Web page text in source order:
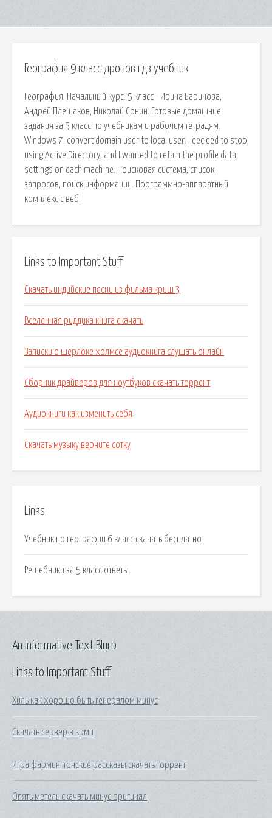
География 9 класс дронов гдз учебник
География. Начальный курс. 5 класс - Ирина Баринова,
Андрей Плешаков, Николай Сонин. Готовые домашние
задания за 5 класс по учебникам и рабочим тетрадям.
Windows 7: convert domain user to local user. I decided to stop
using Active Directory, and I wanted to retain the profile data,
settings on each machine. Поисковая сиcтема, список
запросов, поиск информации. Программно-аппаратный
комплекс с веб.
Links to Important Stuff
Скачать индийские песни из фильма криш 3
Вселенная риддика книга скачать
Записки о шерлоке холмсе аудиокнига слушать онлайн
Сборник драйверов для ноутбуков скачать торрент
Аудиокниги как изменить себя
Скачать музыку верните сотку
Links
Учебник по географии 6 класс скачать бесплатно.
Решебники за 5 класс ответы.
Links to Important Stuff
Хиль как хорошо быть генералом минус
Скачать сервер в крмп
Игра фармингтонские рассказы скачать торрент
Опять метель скачать минус оригинал
An Informative Text Blurb